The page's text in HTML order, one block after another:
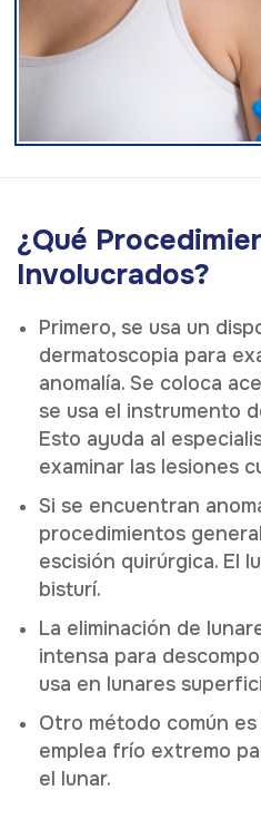
¿Qué
Involucrados?
Primero, se usa un
dermatoscopia para
anomalía. Se coloca
se usa el instrumento
Esto ayuda al
examinar las lesiones
Si se encuentran
procedimientos
escisión quirúrgica. El
bisturí.
La eliminación de
intensa para
usa en lunares
Otro método común
emplea frío extremo
el lunar.